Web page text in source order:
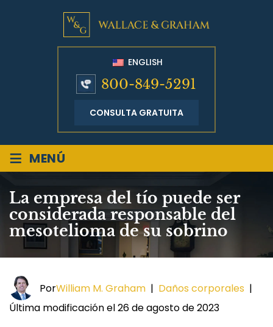
ENGLISH
800-849-5291
CONSULTA GRATUITA
≡ MENÚ
La empresa del tío puede ser
considerada responsable del
mesotelioma de su sobrino
PorWilliam M. Graham | Daños corporales |
Última modificación el 26 de agosto de 2023